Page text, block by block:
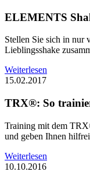
ELEMENTS
Stellen Sie sich in nur
Lieblingsshake
Weiterlesen
15.02.2017
TRX®: So
Training mit dem
und geben Ihnen
Weiterlesen
10.10.2016